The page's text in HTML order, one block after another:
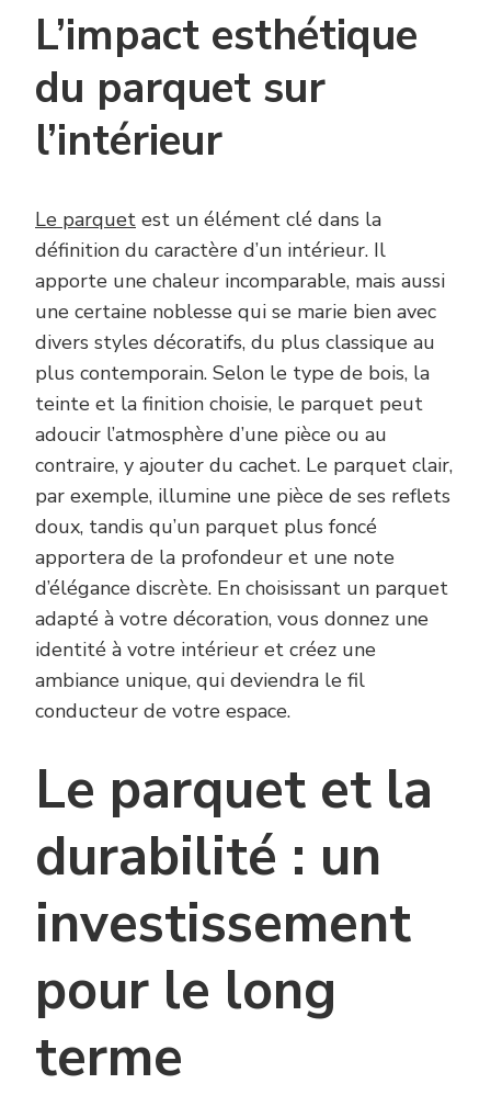
L’impact esthétique
du parquet sur
l’intérieur
Le parquet est un élément clé dans la
définition du caractère d’un intérieur. Il
apporte une chaleur incomparable, mais aussi
une certaine noblesse qui se marie bien avec
divers styles décoratifs, du plus classique au
plus contemporain. Selon le type de bois, la
teinte et la finition choisie, le parquet peut
adoucir l’atmosphère d’une pièce ou au
contraire, y ajouter du cachet. Le parquet clair,
par exemple, illumine une pièce de ses reflets
doux, tandis qu’un parquet plus foncé
apportera de la profondeur et une note
d’élégance discrète. En choisissant un parquet
adapté à votre décoration, vous donnez une
identité à votre intérieur et créez une
ambiance unique, qui deviendra le fil
conducteur de votre espace.
Le parquet et la
durabilité : un
investissement
pour le long
terme